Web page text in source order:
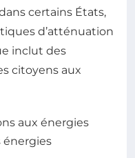
certains États,
d’atténuation
inclut des
citoyens aux
aux énergies
énergies